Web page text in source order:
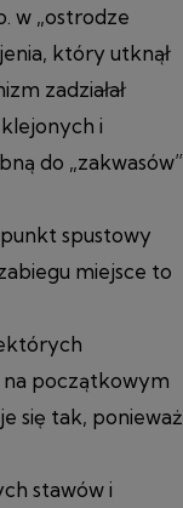
w „ostrodze
który utknął
zadziałał
i
do „zakwasów”
spustowy
miejsce to
na początkowym
się tak, ponieważ
stawów i